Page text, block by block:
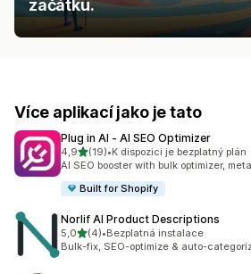
začátku.
Více aplikací jako je tato
Plug in AI ‑ AI SEO Optimizer
4,9z 5 hvězd
(19)
Celkový počet recenzí: 19
•K dispozici je bezplatný plán
AI SEO booster with bulk optimizer,
Built for Shopify
Norlif AI Product Descriptions
5,0z 5 hvězd
(4)
Celkový počet recenzí: 4
•Bezplatná instalace
Bulk-fix, SEO-optimize & auto-